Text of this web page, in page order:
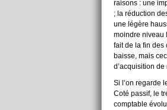
raisons : une
; la réduction
une légère
moindre niveau
fait de la fin des
baisse, mais
d’acquisition
Si l’on regarde
Coté passif, le
comptable